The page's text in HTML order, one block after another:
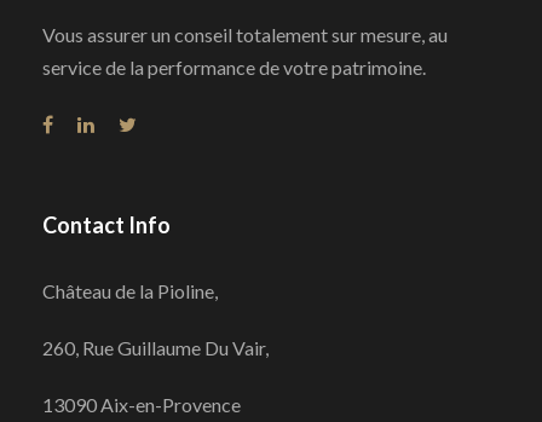
Vous assurer un conseil totalement sur mesure, au
service de la performance de votre patrimoine.
Contact Info
Château de la Pioline,
260, Rue Guillaume Du Vair,
13090 Aix-en-Provence